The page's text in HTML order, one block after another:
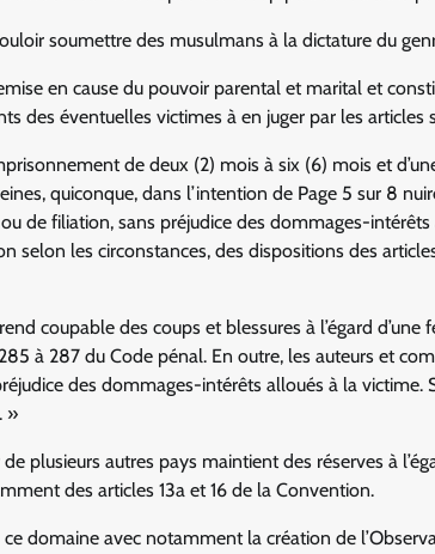
soumettre des musulmans à la dictature du
en cause du pouvoir parental et marital et
des éventuelles victimes à en juger par les articles
de deux (2) mois à six (6) mois et
quiconque, dans l’intention de Page 5 sur 8
de filiation, sans préjudice des dommages-
selon les circonstances, des dispositions des
coupable des coups et blessures à l’égard d’une
à 287 du Code pénal. En outre, les auteurs et
des dommages-intérêts alloués à la victime.
»
plusieurs autres pays maintient des réserves à
des articles 13a et 16 de la Convention.
domaine avec notamment la création de